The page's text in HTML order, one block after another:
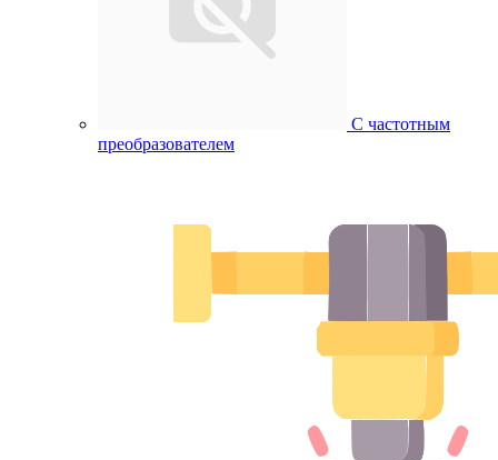
С частотным
преобразователем